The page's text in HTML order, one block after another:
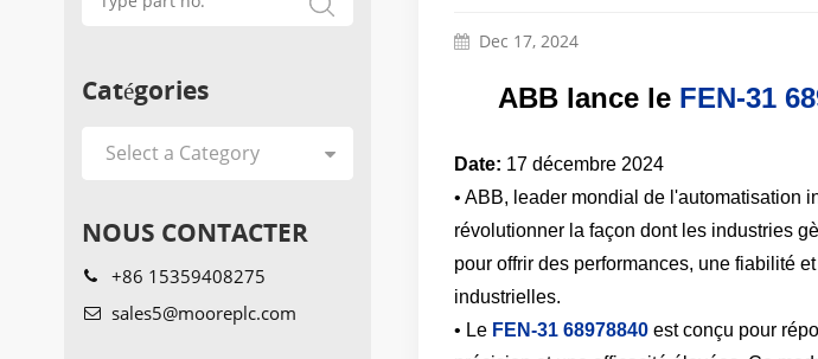
Dec 17, 2024
ABB lance le FEN-31
Date: 17 décembre 2024
• ABB, leader mondial de l'automatisation
révolutionner la façon dont les industries
pour offrir des performances, une fiabilité
industrielles.
• Le FEN-31 68978840 est conçu pour
Catégories
NOUS CONTACTER
+86 15359408275
sales5@mooreplc.com